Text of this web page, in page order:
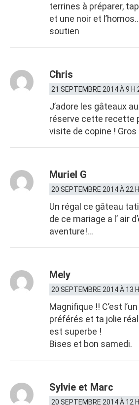
terrines à préparer,
et une noir et
soutien
Chris
21 SEPTEMBRE 2014 À 9 H
J’adore les gâteaux
réserve cette recette
visite de copine ! Gros
Muriel G
20 SEPTEMBRE 2014 À 22
Un régal ce gâteau
de ce mariage a l’ air
aventure!…
Mely
20 SEPTEMBRE 2014 À 13
Magnifique !! C’est
préférés et ta jolie
est superbe !
Bises et bon samedi.
Sylvie et Marc
20 SEPTEMBRE 2014 À 12